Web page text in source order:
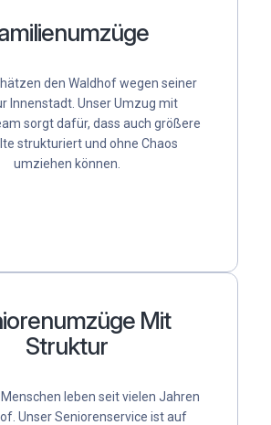
den Waldhof wegen seiner
Innenstadt. UnserUmzug mit
sorgt dafür, dass auch größere
strukturiert und ohne Chaos
umziehen können.
Mit
Struktur
leben seit vielen Jahren
Unser Seniorenservice ist auf